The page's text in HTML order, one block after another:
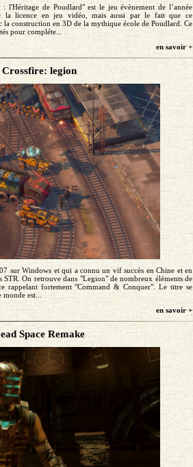
de Poudlard" est le jeu évènement de l’année
la licence en jeu vidéo, mais aussi par le fait que ce
construction en 3D de la mythique école de Poudlard. Ce
pour compléte...
en savoir +
legion
sur Windows et qui a connu un vif succès en Chine et en
STR. On retrouve dans "Legion" de nombreux éléments de
rappelant fortement "Command & Conquer". Le titre se
est...
en savoir +
Space Remake